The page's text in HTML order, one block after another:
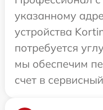
указанному
устройства
потребуется
мы обеспечим
счет в